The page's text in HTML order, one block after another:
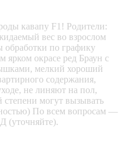
кавапу F1! Родители:
вес во взрослом
обработки по графику
ярком окрасе ред Браун с
мелкий хороший
содержания,
не линяют на пол,
степени могут вызывать
По всем вопросам —
(уточняйте).